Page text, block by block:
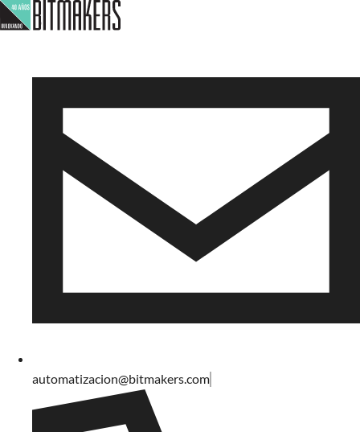
automatizacion@bitmakers.com